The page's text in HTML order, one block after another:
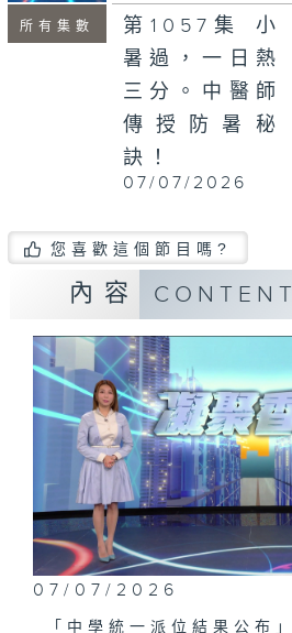
所有集數
第1057集 小
暑過，一日熱
三分。中醫師
傳授防暑秘
訣！
07/07/2026
您喜歡這個節目嗎?
內容 CONTENT
07/07/2026
「中學統一派位結果公布」